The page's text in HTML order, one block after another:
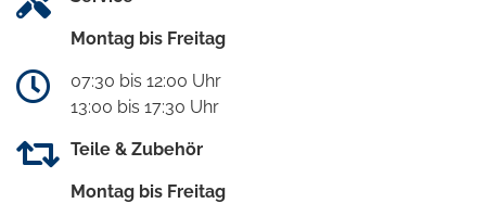
Montag bis Freitag
07:30 bis 12:00 Uhr
13:00 bis 17:30 Uhr
Teile & Zubehör
Montag bis Freitag